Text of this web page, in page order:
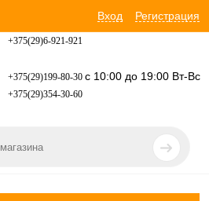
Вход Регистрация
+375(29)6-921-921
+375(29)199-80-30 с 10:00 до 19:00 Вт-Вс
+375(29)354-30-60